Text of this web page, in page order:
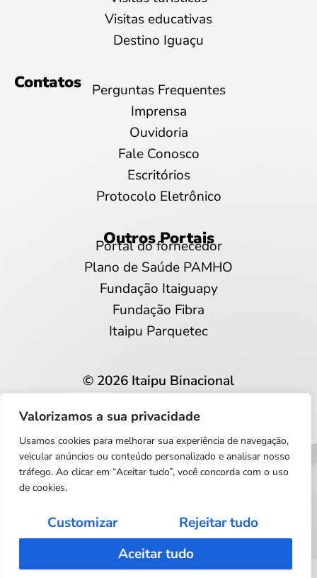
Valorizamos a sua privacidade
Usamos cookies para melhorar sua experiência de navegação,
veicular anúncios ou conteúdo personalizado e analisar nosso
tráfego. Ao clicar em “Aceitar tudo”, você concorda com o uso
de cookies.
Customizar
Rejeitar tudo
Aceitar tudo
Visitas educativas
Destino Iguaçu
Contatos
Perguntas Frequentes
Imprensa
Ouvidoria
Fale Conosco
Escritórios
Protocolo Eletrônico
Outros Portais
Portal do fornecedor
Plano de Saúde PAMHO
Fundação Itaiguapy
Fundação Fibra
Itaipu Parquetec
© 2026 Itaipu Binacional
Privacidade e proteção de dados
Português